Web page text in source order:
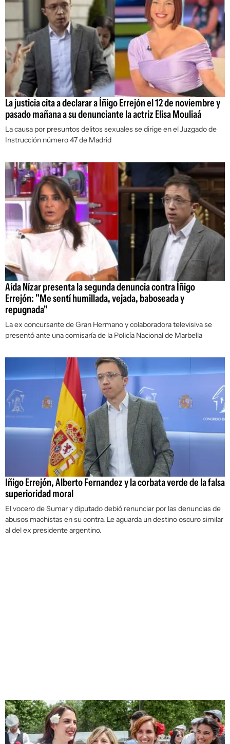
La justicia cita a declarar a Íñigo Errejón el 12 de noviembre y
pasado mañana a su denunciante la actriz Elisa Mouliaá
La causa por presuntos delitos sexuales se dirige en el Juzgado de
Instrucción número 47 de Madrid
Aída Nízar presenta la segunda denuncia contra Íñigo
Errejón: "Me sentí humillada, vejada, baboseada y
repugnada"
La ex concursante de Gran Hermano y colaboradora televisiva se
presentó ante una comisaría de la Policía Nacional de Marbella
Iñigo Errejón, Alberto Fernandez y la corbata verde de la falsa
superioridad moral
El vocero de Sumar y diputado debió renunciar por las denuncias de
abusos machistas en su contra. Le aguarda un destino oscuro similar
al del ex presidente argentino.